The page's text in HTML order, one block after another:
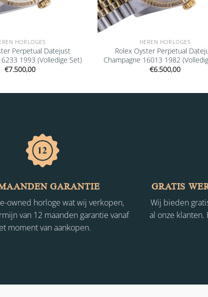
HORLOGES
Perpetual Datejust
1993 (Volledige Set)
€7.500,00
HEREN HORLOGES
Rolex Oyster Perpetual
Champagne 16013 1982
€6.500,00
GARANTIE
owned horloge wat wij verkopen,
van 12 maanden garantie vanaf
moment van aankopen.
GRATIS
Wij bieden
al onze